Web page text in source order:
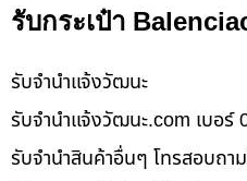
รับกระเป๋า
รับจํานําแจ้งวัฒนะ
รับจํานําแจ้งวัฒนะ.com เบอร์
รับจำนำสินค้าอื่นๆ โทรสอบถา